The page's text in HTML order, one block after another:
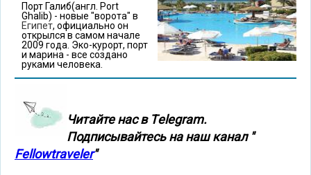
Порт Галиб(англ. Port
Ghalib) - новые "ворота" в
Египет, официально он
открылся в самом начале
2009 года. Эко-курорт, порт
и марина - все создано
руками человека.
Читайте нас в Тelegram.
Подписывайтесь на наш канал "
Fellowtraveler"